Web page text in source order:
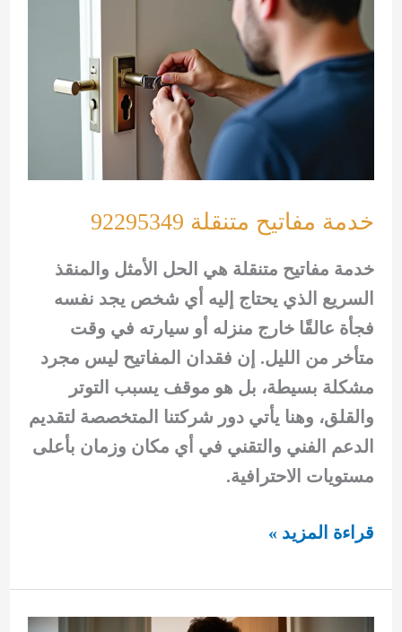
بخدمات
سريعة
وآمنة
خدمة مفاتيح متنقلة 92295349
خدمة مفاتيح متنقلة هي الحل الأمثل والمنقذ
السريع الذي يحتاج إليه أي شخص يجد نفسه
فجأة عالقًا خارج منزله أو سيارته في وقت
متأخر من الليل. إن فقدان المفاتيح ليس مجرد
مشكلة بسيطة، بل هو موقف يسبب التوتر
والقلق، وهنا يأتي دور شركتنا المتخصصة لتقديم
الدعم الفني والتقني في أي مكان وزمان بأعلى
مستويات الاحترافية.
خدمة
متنقلة
92295349
قراءة المزيد »